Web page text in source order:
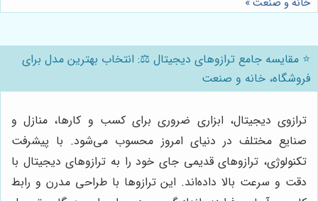
⭐️ مقایسه جامع ترازوهای دیجیتال ⚖️: انتخاب بهترین مدل برای
فروشگاه، خانه و صنعت
ترازوی دیجیتال، ابزاری ضروری برای کسب و کارها، منازل و
صنایع مختلف در دنیای امروز محسوب می‌شود. با پیشرفت
تکنولوژی، ترازوهای قدیمی جای خود را به ترازوهای دیجیتال با
دقت و سرعت بالا داده‌اند. این ترازوها با طراحی مدرن و رابط